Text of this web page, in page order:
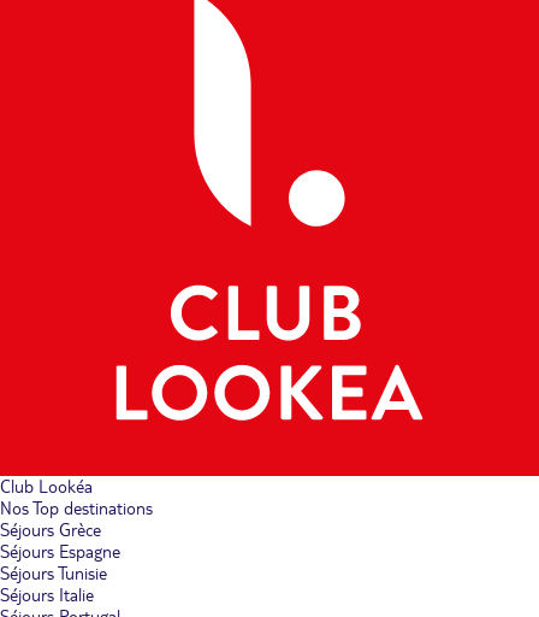
Club Lookéa
Nos Top destinations
Séjours Grèce
Séjours Espagne
Séjours Tunisie
Séjours Italie